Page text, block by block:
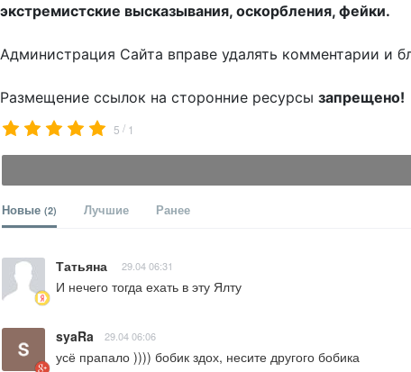
экстремистские высказывания, оскорбления, фейки.
Администрация Сайта вправе удалять комментарии и
Размещение ссылок на сторонние ресурсы запрещено!
5 / 1
Новые (2) Лучшие Ранее
Татьяна 29.04 06:31
И нечего тогда ехать в эту Ялту
syaRa 29.04 06:06
усё прапало )))) бобик здох, несите другого бобика